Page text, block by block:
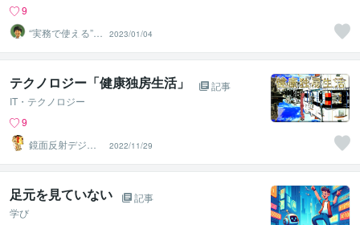
9
“実務で使える”改
善パートナー／
かめきち
2023/01/04
テクノロジー「健康独房生活」
記事
IT・テクノロジー
9
鏡面反射デジタ
ルアート製作所
（鈴木穣）
2022/11/29
足元を見ていない
記事
学び